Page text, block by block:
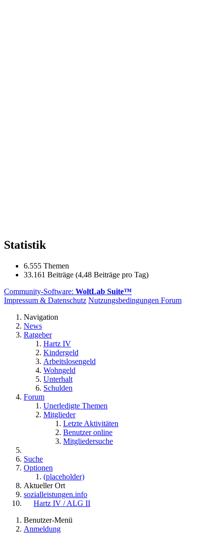
Statistik
6.555 Themen
33.161 Beiträge (4,48 Beiträge pro Tag)
Community-Software: WoltLab Suite™
Impressum & Datenschutz Nutzungsbedingungen Forum
Navigation
News
Ratgeber
Hartz IV
Kindergeld
Arbeitslosengeld
Wohngeld
Unterhalt
Schulden
Forum
Unerledigte Themen
Mitglieder
Letzte Aktivitäten
Benutzer online
Mitgliedersuche
Suche
Optionen
(placeholder)
Aktueller Ort
sozialleistungen.info
Hartz IV / ALG II
Benutzer-Menü
Anmeldung